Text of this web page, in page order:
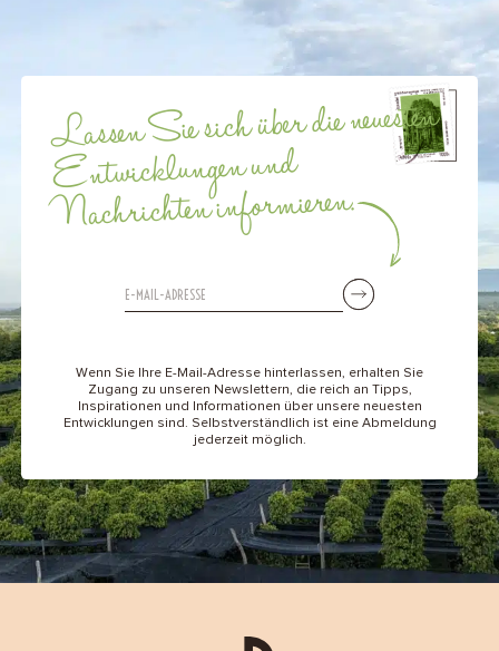
Lassen Sie sich über die neuesten
Entwicklungen und
Nachrichten informieren.
Wenn Sie Ihre E-Mail-Adresse hinterlassen, erhalten Sie
Zugang zu unseren Newslettern, die reich an Tipps,
Inspirationen und Informationen über unsere neuesten
Entwicklungen sind. Selbstverständlich ist eine Abmeldung
jederzeit möglich.